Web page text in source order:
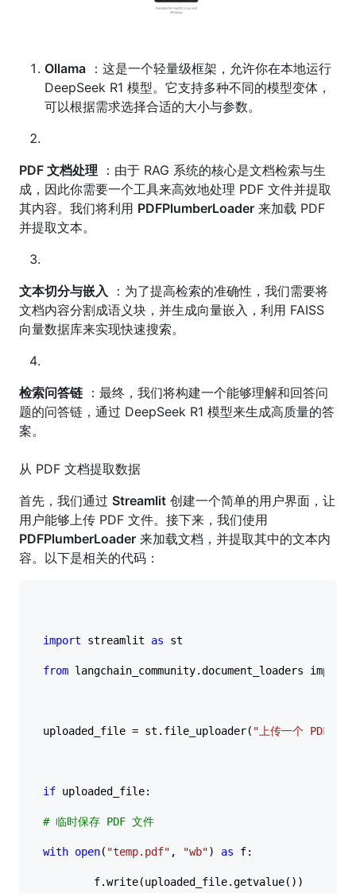
Ollama ：这是一个轻量级框架，允许你在本地运行
DeepSeek R1 模型。它支持多种不同的模型变体，
可以根据需求选择合适的大小与参数。
PDF 文档处理 ：由于 RAG 系统的核心是文档检索与生
成，因此你需要一个工具来高效地处理 PDF 文件并提取
其内容。我们将利用 PDFPlumberLoader 来加载 PDF
并提取文本。
文本切分与嵌入 ：为了提高检索的准确性，我们需要将
文档内容分割成语义块，并生成向量嵌入，利用 FAISS
向量数据库来实现快速搜索。
检索问答链 ：最终，我们将构建一个能够理解和回答问
题的问答链，通过 DeepSeek R1 模型来生成高质量的答
案。
从 PDF 文档提取数据
首先，我们通过 Streamlit 创建一个简单的用户界面，让
用户能够上传 PDF 文件。接下来，我们使用
PDFPlumberLoader 来加载文档，并提取其中的文本内
容。以下是相关的代码：
import streamlit as st
from langchain_community.document_loaders
uploaded_file = st.file_uploader( "上传一个 PDF 文
if uploaded_file:
# 临时保存 PDF 文件
with open( "temp.pdf" , "wb") as f:
        f.write(uploaded_file.getvalue())